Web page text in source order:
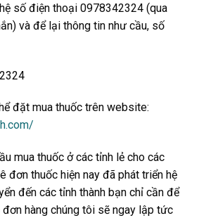
số điện thoại 0978342324 (qua
và để lại thông tin như cầu, số
đặt mua thuốc trên website:
mua thuốc ở các tỉnh lẻ cho các
đơn thuốc hiện nay đã phát triển hệ
đến các tỉnh thành bạn chỉ cần để
hàng chúng tôi sẽ ngay lập tức